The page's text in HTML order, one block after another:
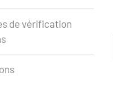
de vérification